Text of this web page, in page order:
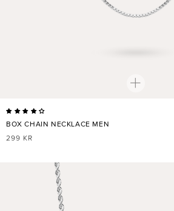
BOX CHAIN NECKLACE MEN
NORMALER
299 KR